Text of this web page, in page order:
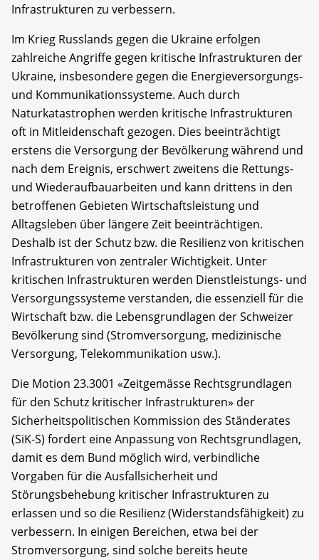
Infrastrukturen zu verbessern.
Im Krieg Russlands gegen die Ukraine erfolgen
zahlreiche Angriffe gegen kritische Infrastrukturen der
Ukraine, insbesondere gegen die Energieversorgungs-
und Kommunikationssysteme. Auch durch
Naturkatastrophen werden kritische Infrastrukturen
oft in Mitleidenschaft gezogen. Dies beeinträchtigt
erstens die Versorgung der Bevölkerung während und
nach dem Ereignis, erschwert zweitens die Rettungs-
und Wiederaufbauarbeiten und kann drittens in den
betroffenen Gebieten Wirtschaftsleistung und
Alltagsleben über längere Zeit beeinträchtigen.
Deshalb ist der Schutz bzw. die Resilienz von kritischen
Infrastrukturen von zentraler Wichtigkeit. Unter
kritischen Infrastrukturen werden Dienstleistungs- und
Versorgungssysteme verstanden, die essenziell für die
Wirtschaft bzw. die Lebensgrundlagen der Schweizer
Bevölkerung sind (Stromversorgung, medizinische
Versorgung, Telekommunikation usw.).
Die Motion 23.3001 «Zeitgemässe Rechtsgrundlagen
für den Schutz kritischer Infrastrukturen» der
Sicherheitspolitischen Kommission des Ständerates
(SiK-S) fordert eine Anpassung von Rechtsgrundlagen,
damit es dem Bund möglich wird, verbindliche
Vorgaben für die Ausfallsicherheit und
Störungsbehebung kritischer Infrastrukturen zu
erlassen und so die Resilienz (Widerstandsfähigkeit) zu
verbessern. In einigen Bereichen, etwa bei der
Stromversorgung, sind solche bereits heute